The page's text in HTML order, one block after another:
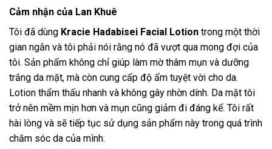
Cảm nhận của Lan Khuê
Tôi đã dùng Kracie Hadabisei Facial Lotion trong một thời
gian ngắn và tôi phải nói rằng nó đã vượt qua mong đợi của
tôi. Sản phẩm không chỉ giúp làm mờ thâm mụn và dưỡng
trắng da mặt, mà còn cung cấp độ ẩm tuyệt vời cho da.
Lotion thẩm thấu nhanh và không gây nhờn dính. Da mặt tôi
trở nên mềm mịn hơn và mụn cũng giảm đi đáng kể. Tôi rất
hài lòng và sẽ tiếp tục sử dụng sản phẩm này trong quá trình
chăm sóc da của mình.